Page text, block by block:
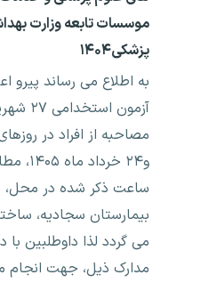
موسسات تابعه وزارت
پزشکی۱۴۰۴
به اطلاع می رساند پیرو
و۲۴
ساعت ذکر شده در محل،
بیمارستان سجادیه،
می گردد لذا داوطلبین
مدارک ذیل، جهت انجام